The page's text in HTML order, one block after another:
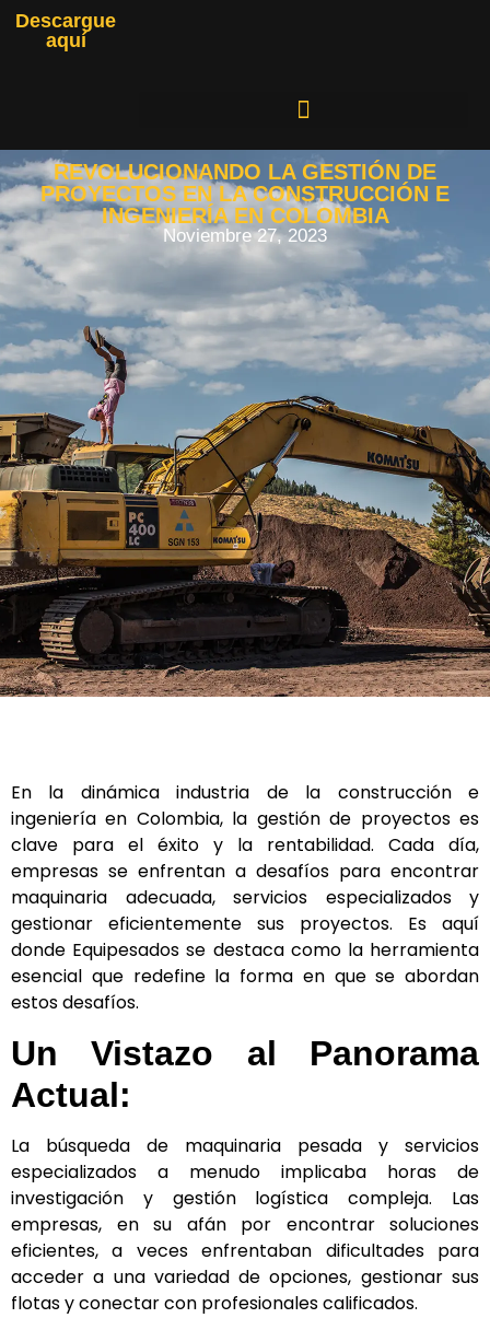
Descargue
aquí
REVOLUCIONANDO LA GESTIÓN DE
PROYECTOS EN LA CONSTRUCCIÓN E
INGENIERÍA EN COLOMBIA
Noviembre 27, 2023
En la dinámica industria de la construcción e
ingeniería en Colombia, la gestión de proyectos es
clave para el éxito y la rentabilidad. Cada día,
empresas se enfrentan a desafíos para encontrar
maquinaria adecuada, servicios especializados y
gestionar eficientemente sus proyectos. Es aquí
donde Equipesados se destaca como la herramienta
esencial que redefine la forma en que se abordan
estos desafíos.
Un Vistazo al Panorama
Actual:
La búsqueda de maquinaria pesada y servicios
especializados a menudo implicaba horas de
investigación y gestión logística compleja. Las
empresas, en su afán por encontrar soluciones
eficientes, a veces enfrentaban dificultades para
acceder a una variedad de opciones, gestionar sus
flotas y conectar con profesionales calificados.